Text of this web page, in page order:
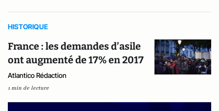
HISTORIQUE
France : les demandes d’asile
ont augmenté de 17% en 2017
Atlantico Rédaction
1 min de lecture